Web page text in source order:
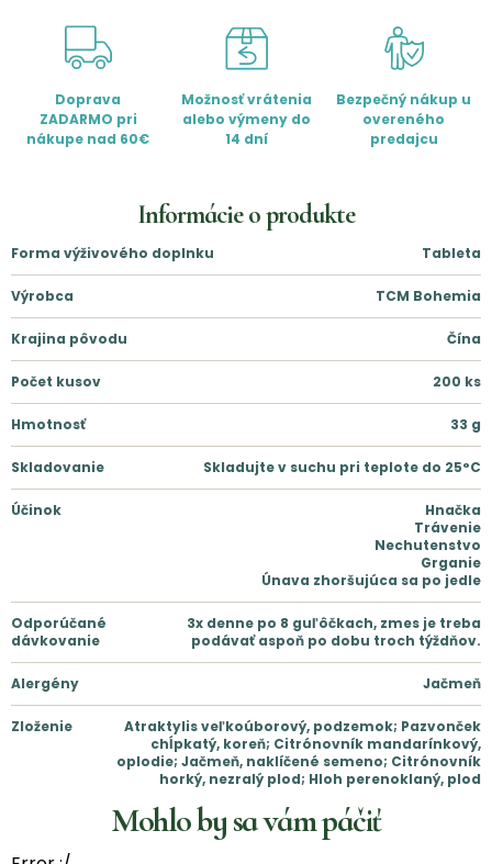
Doprava
ZADARMO pri
nákupe nad 60€
Možnosť vrátenia
alebo výmeny do
14 dní
Bezpečný nákup u
overeného
predajcu
Informácie o produkte
Forma výživového doplnku Tableta
Výrobca TCM Bohemia
Krajina pôvodu Čína
Počet kusov 200 ks
Hmotnosť 33 g
Skladovanie Skladujte v suchu pri teplote do 25°C
Účinok
Hnačka
Trávenie
Nechutenstvo
Grganie
Únava zhoršujúca sa po jedle
Odporúčané
dávkovanie
3x denne po 8 guľôčkach, zmes je treba
podávať aspoň po dobu troch týždňov.
Alergény Jačmeň
Zloženie
Atraktylis veľkoúborový, podzemok; Pazvonček
chĺpkatý, koreň; Citrónovník mandarínkový,
oplodie; Jačmeň, naklíčené semeno; Citrónovník
horký, nezralý plod; Hloh perenoklaný, plod
Mohlo by sa vám páčiť